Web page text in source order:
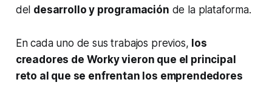
del desarrollo y programación de la plataforma.
En cada uno de sus trabajos previos, los
creadores de Workyvieron que el principal
reto al que se enfrentan los emprendedores